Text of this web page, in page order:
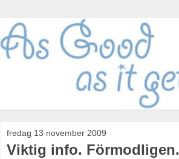
fredag 13 november 2009
Viktig info. Förmodligen.